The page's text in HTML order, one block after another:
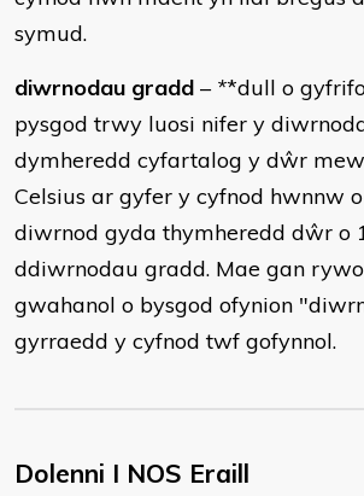
symud.
diwrnodau gradd – **dull o
pysgod trwy luosi nifer y
dymheredd cyfartalog y dŵr
Celsius ar gyfer y cyfnod hwnnw
diwrnod gyda thymheredd dŵr o
ddiwrnodau gradd. Mae gan
gwahanol o bysgod ofynion
gyrraedd y cyfnod twf gofynnol.
Dolenni I NOS Eraill